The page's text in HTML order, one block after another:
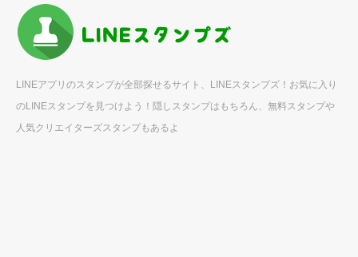
LINEアプリのスタンプが全部探せるサイト、LINEスタンプズ！お気に入り
のLINEスタンプを見つけよう！隠しスタンプはもちろん、無料スタンプや
人気クリエイターズスタンプもあるよ